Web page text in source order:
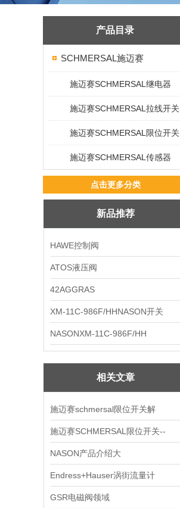
产品目录
SCHMERSAL施迈赛
施迈赛SCHMERSAL继电器
施迈赛SCHMERSAL拉线开关
施迈赛SCHMERSAL限位开关
施迈赛SCHMERSAL传感器
点击更多分类
新品推荐
HAWE控制阀
ATOS液压阀
42AGGRAS
XM-11C-986F/HHNASON开关
NASONXM-11C-986F/HH
相关文章
施迈赛schmersal限位开关解
施迈赛SCHMERSAL限位开关--
NASON产品介绍大
Endress+Hauser涡街流量计
GSR电磁阀领域